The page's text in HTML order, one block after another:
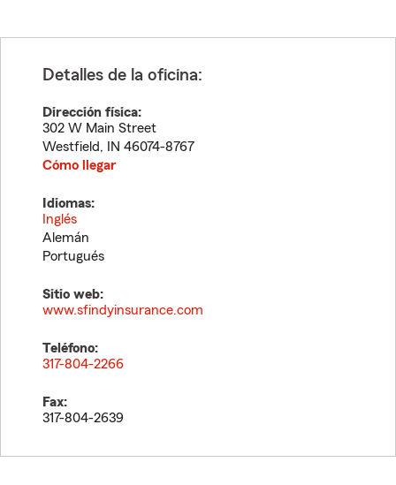
Detalles de la oficina:
Dirección física:
302 W Main Street
Westfield, IN 46074-8767
Cómo llegar
Idiomas:
Inglés
Alemán
Portugués
Sitio web:
www.sfindyinsurance.com
Teléfono:
317-804-2266
Fax:
317-804-2639